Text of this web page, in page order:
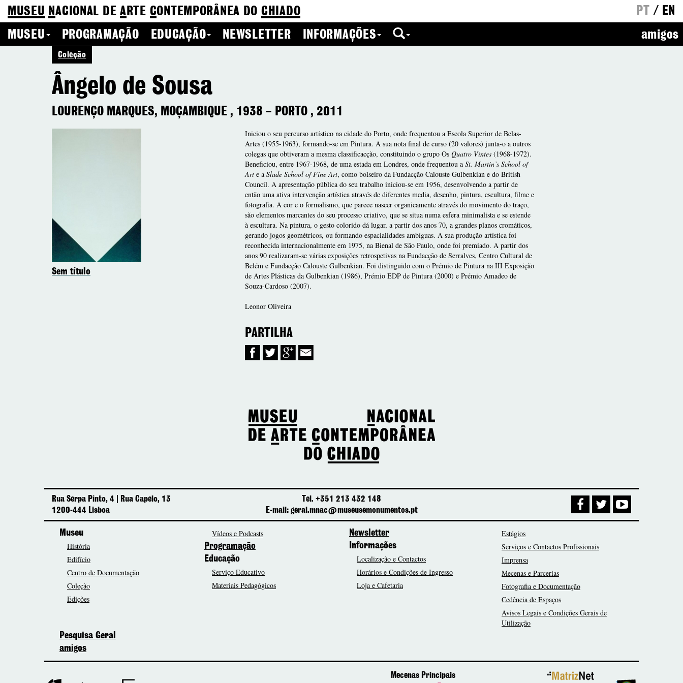
MUSEU NACIONAL DEA RTE CONTEMPORÂNEA DO CHIADO PT / EN
MUSEU
PROGRAMAÇÃO EDUCAÇÃO NEWSLETTER INFORMAÇÕES amigos
Coleção
Ângelo de Sousa
LOURENÇO MARQUES, MOÇAMBIQUE , 1938 – PORTO , 2011
Iniciou o seu percurso artístico na cidade do Porto, onde frequentou a Escola Superior de Belas-
Artes (1955-1963), formando-se em Pintura. A sua nota final de curso (20 valores) junta-o a outros
colegas que obtiveram a mesma classificacção, constituindo o grupo Os Quatro Vintes (1968-1972).
Beneficiou, entre 1967-1968, de uma estada em Londres, onde frequentou a St. Martin’s School of
Art e a Slade School of Fine Art, como bolseiro da Fundacção Calouste Gulbenkian e do British
Council. A apresentação pública do seu trabalho iniciou-se em 1956, desenvolvendo a partir de
então uma ativa intervenção artística através de diferentes media, desenho, pintura, escultura, filme e
fotografia. A cor e o formalismo, que parece nascer organicamente através do movimento do traço,
são elementos marcantes do seu processo criativo, que se situa numa esfera minimalista e se estende
à escultura. Na pintura, o gesto colorido dá lugar, a partir dos anos 70, a grandes planos cromáticos,
gerando jogos geométricos, ou formando espacialidades ambíguas. A sua produção artística foi
reconhecida internacionalmente em 1975, na Bienal de São Paulo, onde foi premiado. A partir dos
anos 90 realizaram-se várias exposições retrospetivas na Fundacção de Serralves, Centro Cultural de
Belém e Fundacção Calouste Gulbenkian. Foi distinguido com o Prémio de Pintura na III Exposição
de Artes Plásticas da Gulbenkian (1986), Prémio EDP de Pintura (2000) e Prémio Amadeo de
Souza-Cardoso (2007).
Leonor Oliveira
PARTILHA
Sem título
Rua Serpa Pinto, 4 | Rua Capelo, 13
1200-444 Lisboa
Tel. +351 213 432 148
E-mail: geral.mnac@museusemonumentos.pt
Museu
História
Edifício
Centro de Documentação
Coleção
Edições
Vídeos e Podcasts
Programação
Educação
Serviço Educativo
Materiais Pedagógicos
Newsletter
Informações
Localização e Contactos
Horários e Condições de Ingresso
Loja e Cafetaria
Estágios
Serviços e Contactos Profissionais
Imprensa
Mecenas e Parcerias
Fotografia e Documentação
Cedência de Espaços
Avisos Legais e Condições Gerais de
Utilização
Pesquisa Geral
amigos
Mecenas Principais